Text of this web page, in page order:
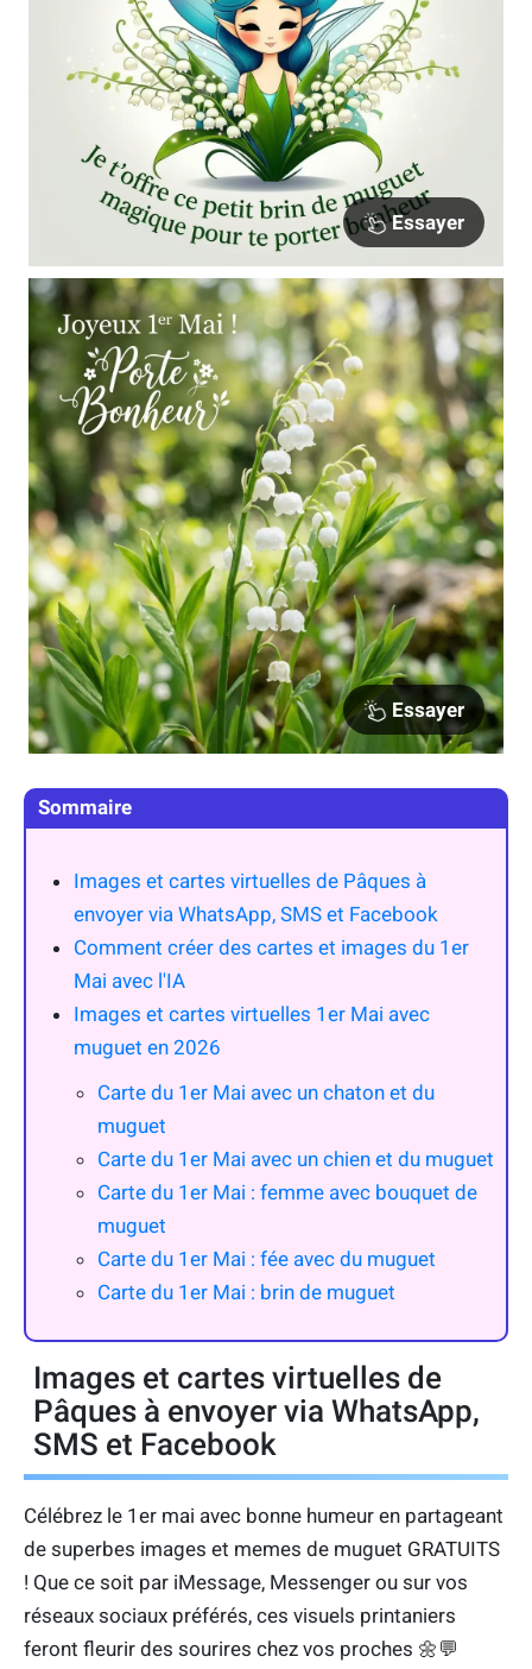
Essayer
Essayer
Sommaire
Images et cartes virtuelles de Pâques à
envoyer via WhatsApp, SMS et Facebook
Comment créer des cartes et images du 1er
Mai avec l'IA
Images et cartes virtuelles 1er Mai avec
muguet en 2026
Carte du 1er Mai avec un chaton et du
muguet
Carte du 1er Mai avec un chien et du muguet
Carte du 1er Mai : femme avec bouquet de
muguet
Carte du 1er Mai : fée avec du muguet
Carte du 1er Mai : brin de muguet
Images et cartes virtuelles de
Pâques à envoyer via WhatsApp,
SMS et Facebook
Célébrez le 1er mai avec bonne humeur en partageant
de superbes images et memes de muguet GRATUITS
! Que ce soit par iMessage, Messenger ou sur vos
réseaux sociaux préférés, ces visuels printaniers
feront fleurir des sourires chez vos proches 🌼💬